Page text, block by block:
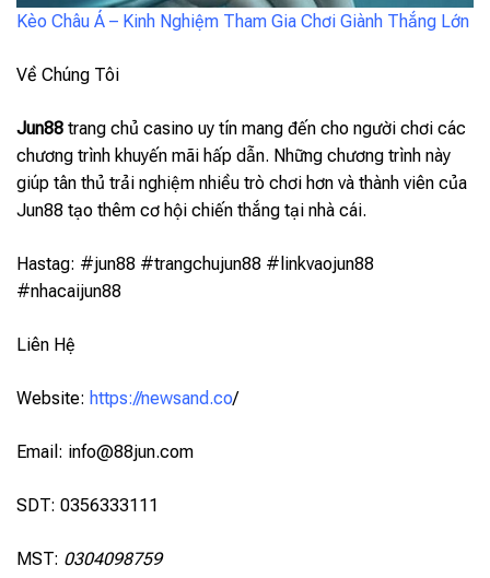
Kèo Châu Á – Kinh Nghiệm Tham Gia Chơi Giành Thắng Lớn
Về Chúng Tôi
Jun88 trang chủ casino uy tín mang đến cho người chơi các
chương trình khuyến mãi hấp dẫn. Những chương trình này
giúp tân thủ trải nghiệm nhiều trò chơi hơn và thành viên của
Jun88 tạo thêm cơ hội chiến thắng tại nhà cái.
Hastag: #jun88 #trangchujun88 #linkvaojun88
#nhacaijun88
Liên Hệ
Website: https://newsand.co/
Email: info@88jun.com
SDT: 0356333111
MST: 0304098759